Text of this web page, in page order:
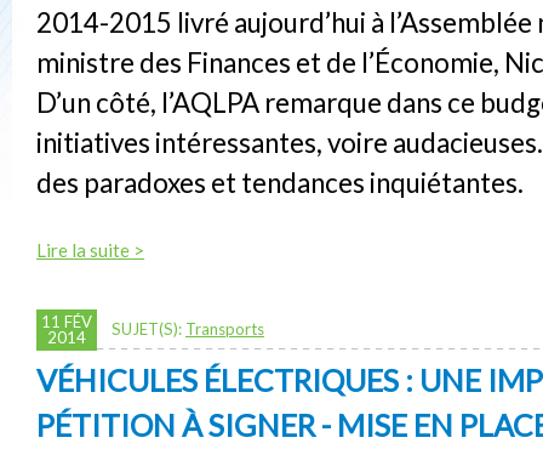
2014-2015 livré aujourd’hui à
ministre des Finances et de l’Économie,
D’un côté, l’AQLPA remarque dans ce
initiatives intéressantes, voire
des paradoxes et tendances inquiétantes.
Lire la suite >
11 FÉV
2014
SUJET(S): Transports
VÉHICULES ÉLECTRIQUES : UNE
PÉTITION À SIGNER - MISE EN